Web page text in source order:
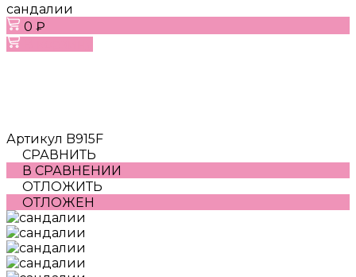
сандалии
0 ₽
Артикул B915F
СРАВНИТЬ
В СРАВНЕНИИ
ОТЛОЖИТЬ
ОТЛОЖЕН